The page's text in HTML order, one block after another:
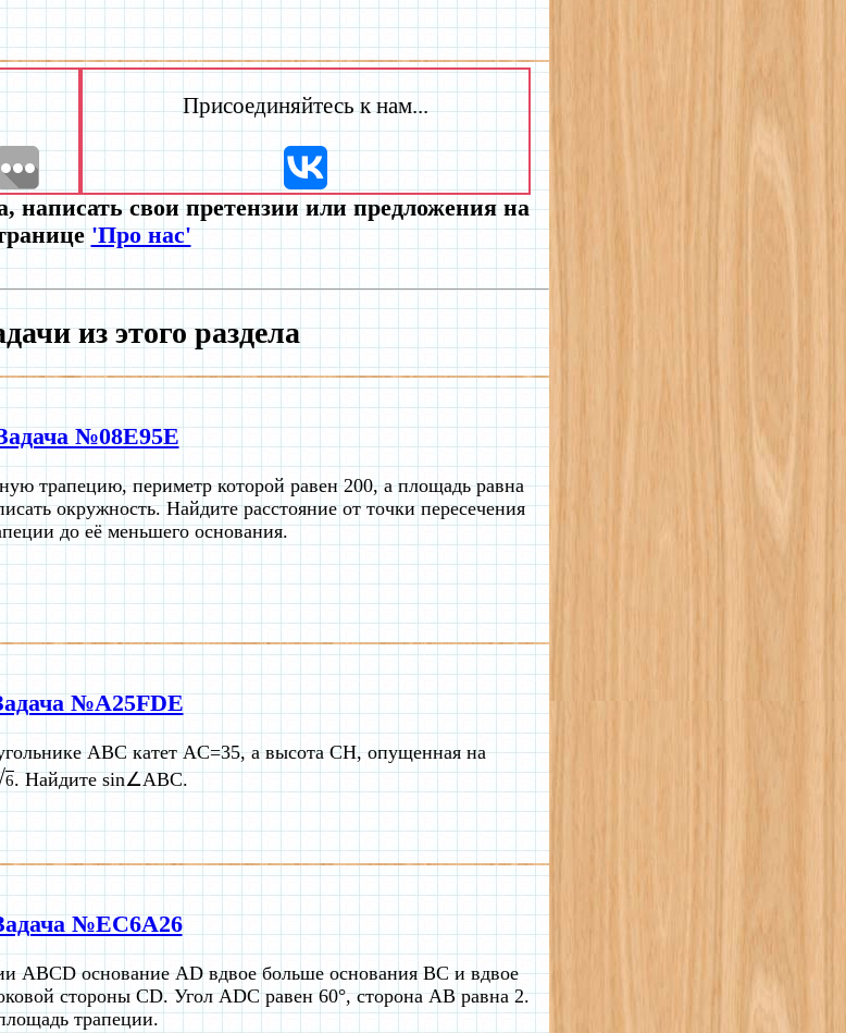
Присоединяйтесь к нам...
написать свои претензии или предложения на
'Про нас'
из этого раздела
№08E95E
трапецию, периметр которой равен 200, а площадь равна
окружность. Найдите расстояние от точки пересечения
до её меньшего основания.
№A25FDE
ABC катет AC=35, а высота CH, опущенная на
6. Найдите sin∠ABC.
№EC6A26
ABCD основание AD вдвое больше основания ВС и вдвое
стороны CD. Угол ADC равен 60°, сторона AB равна 2.
трапеции.